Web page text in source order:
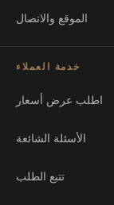
الموقع والاتصال
خدمة العملاء
اطلب عرض أسعار
الأسئلة الشائعة
تتبع الطلب